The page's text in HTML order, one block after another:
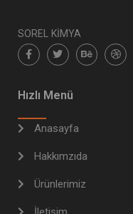
SOREL KİMYA
Hızlı Menü
Anasayfa
Hakkımzıda
Ürünlerimiz